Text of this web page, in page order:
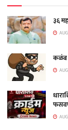
३६
कळंब